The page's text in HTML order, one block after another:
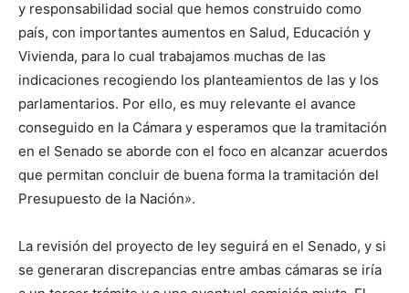
y responsabilidad social que hemos construido como
país, con importantes aumentos en Salud, Educación y
Vivienda, para lo cual trabajamos muchas de las
indicaciones recogiendo los planteamientos de las y los
parlamentarios. Por ello, es muy relevante el avance
conseguido en la Cámara y esperamos que la tramitación
en el Senado se aborde con el foco en alcanzar acuerdos
que permitan concluir de buena forma la tramitación del
Presupuesto de la Nación».
La revisión del proyecto de ley seguirá en el Senado, y si
se generaran discrepancias entre ambas cámaras se iría